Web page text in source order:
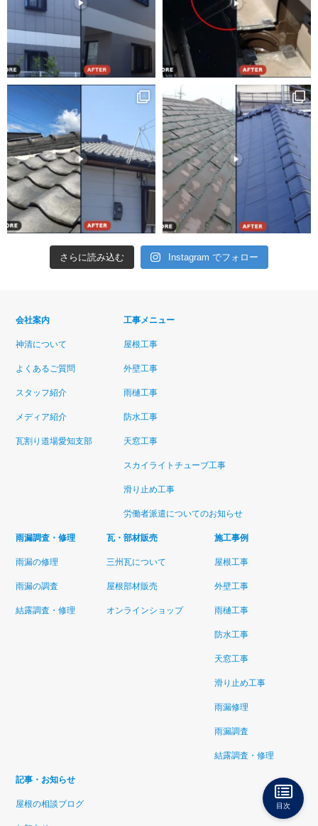
さらに読み込む Instagram でフォロー
会社案内
神清について
よくあるご質問
スタッフ紹介
メディア紹介
瓦割り道場愛知支部
工事メニュー
屋根工事
外壁工事
雨樋工事
防水工事
天窓工事
スカイライトチューブ工事
滑り止め工事
労働者派遣についてのお知らせ
雨漏調査・修理
雨漏の修理
雨漏の調査
結露調査・修理
瓦・部材販売
三州瓦について
屋根部材販売
オンラインショップ
施工事例
屋根工事
外壁工事
雨樋工事
防水工事
天窓工事
滑り止め工事
雨漏修理
雨漏調査
結露調査・修理
記事・お知らせ
屋根の相談ブログ 目次